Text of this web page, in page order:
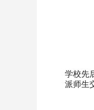
学校先
派师生